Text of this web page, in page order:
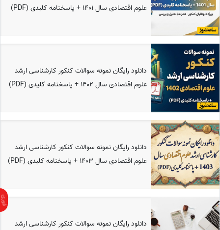
علوم اقتصادی سال 1401 + پاسخنامه کلیدی (PDF)
دانلود رایگان نمونه سوالات کنکور کارشناسی ارشد
علوم اقتصادی سال 1402 + پاسخنامه کلیدی (PDF)
دانلود رایگان نمونه سوالات کنکور کارشناسی ارشد
علوم اقتصادی سال 1403 + پاسخنامه کلیدی (PDF)
دانلود رایگان نمونه سوالات کنکور کارشناسی ارشد